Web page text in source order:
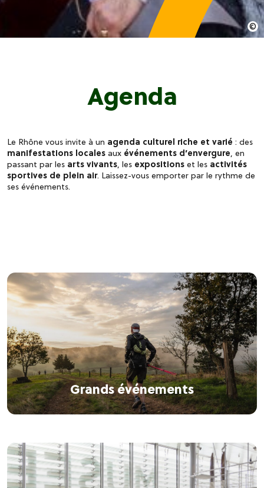
Agenda
Le Rhône vous invite à un agenda culturel riche et varié : des
manifestations locales aux événements d’envergure, en
passant par les arts vivants, les expositions et les activités
sportives de plein air. Laissez-vous emporter par le rythme de
ses événements.
Grands événements